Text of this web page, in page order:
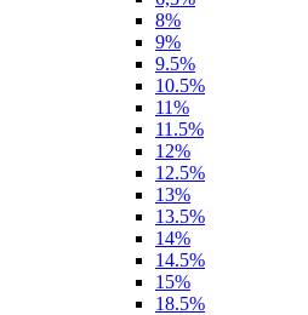
8%
9%
9.5%
10.5%
11%
11.5%
12%
12.5%
13%
13.5%
14%
14.5%
15%
18.5%